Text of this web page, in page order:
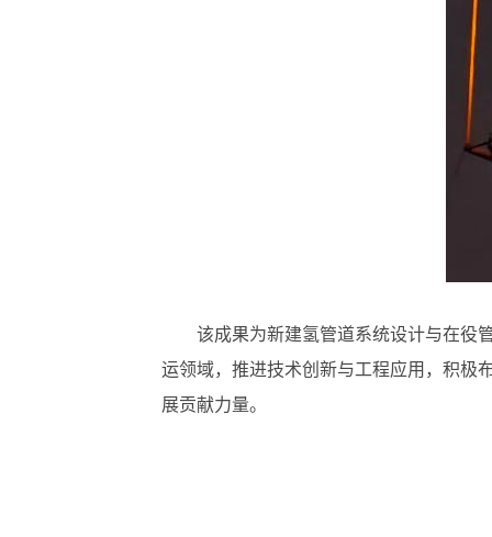
该成果为新建氢管道系统设计与在役
运领域，推进技术创新与工程应用，积极
展贡献力量。